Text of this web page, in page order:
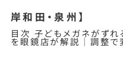
岸和田・泉州】
目次 子どもメガネがず
を眼鏡店が解説｜調整で